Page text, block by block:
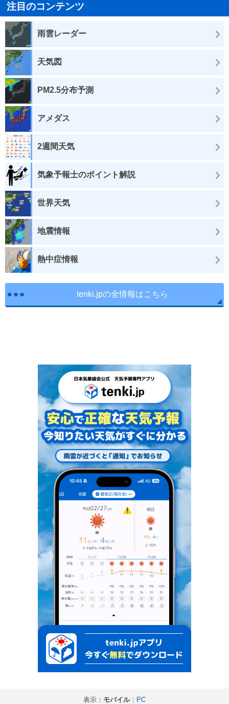
注目のコンテンツ
雨雲レーダー
天気図
PM2.5分布予測
アメダス
2週間天気
気象予報士のポイント解説
世界天気
地震情報
熱中症情報
tenki.jpの全情報はこちら
表示： モバイル｜ PC